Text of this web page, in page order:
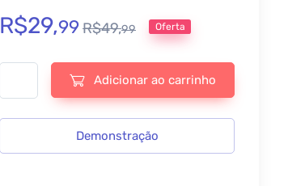
R$29,99R$49,99 Oferta
News Ticker For Elementor - v1.4.0 quantidade
Adicionar ao carrinho
Demonstração